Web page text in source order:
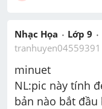
Nhạc Họa Lớp 9
tranhuyen04559391
minuet
NL:pic này tính
bản nào bắt đầu